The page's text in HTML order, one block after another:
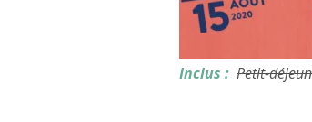
Inclus : Petit-